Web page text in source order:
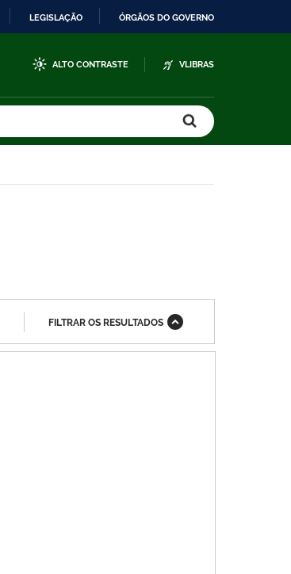
LEGISLAÇÃO ÓRGÃOS DO GOVERNO
ALTO CONTRASTE VLIBRAS
FILTRAR OS RESULTADOS